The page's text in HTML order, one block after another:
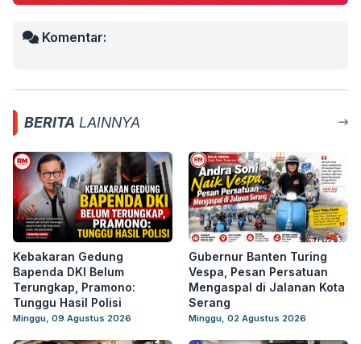
Komentar:
BERITA LAINNYA
Kebakaran Gedung
Bapenda DKI Belum
Terungkap, Pramono:
Tunggu Hasil Polisi
Minggu, 09 Agustus 2026
Gubernur Banten Turing
Vespa, Pesan Persatuan
Mengaspal di Jalanan Kota
Serang
Minggu, 02 Agustus 2026